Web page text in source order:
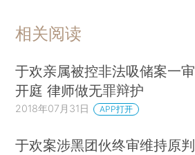
相关阅读
于欢亲属被控非法吸储案一审
开庭 律师做无罪辩护
2018年07月31日 APP打开
于欢案涉黑团伙终审维持原判